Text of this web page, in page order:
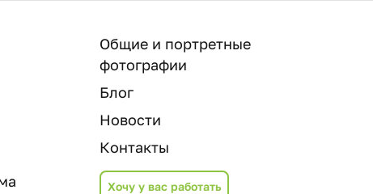
Общие и портретные
фотографии
Блог
Новости
Контакты
Хочу у вас работать